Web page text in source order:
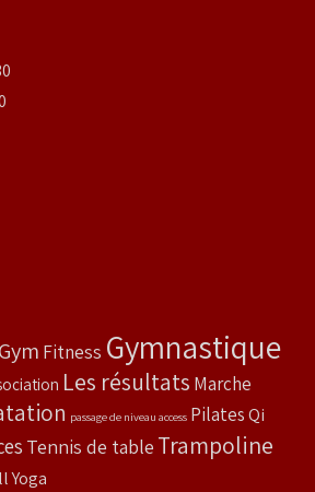
Fitness Gymnastique
Les résultats Marche
passage de niveau access Pilates Qi
Tennis de table Trampoline
Yoga